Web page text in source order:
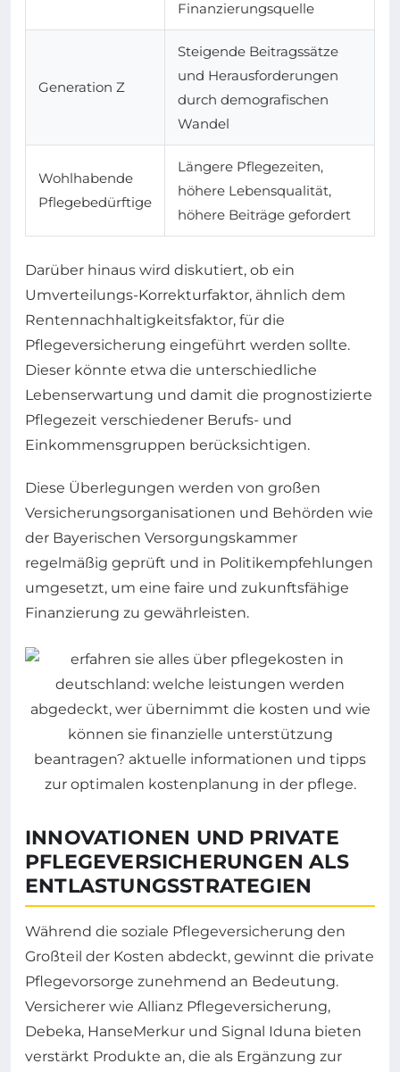
Finanzierungsquelle
Generation Z
Steigende Beitragssätze
und Herausforderungen
durch demografischen
Wandel
Wohlhabende
Pflegebedürftige
Längere Pflegezeiten,
höhere Lebensqualität,
höhere Beiträge gefordert
Darüber hinaus wird diskutiert, ob ein
Umverteilungs-Korrekturfaktor, ähnlich dem
Rentennachhaltigkeitsfaktor, für die
Pflegeversicherung eingeführt werden sollte.
Dieser könnte etwa die unterschiedliche
Lebenserwartung und damit die prognostizierte
Pflegezeit verschiedener Berufs- und
Einkommensgruppen berücksichtigen.
Diese Überlegungen werden von großen
Versicherungsorganisationen und Behörden wie
der Bayerischen Versorgungskammer
regelmäßig geprüft und in Politikempfehlungen
umgesetzt, um eine faire und zukunftsfähige
Finanzierung zu gewährleisten.
INNOVATIONEN UND PRIVATE
PFLEGEVERSICHERUNGEN ALS
ENTLASTUNGSSTRATEGIEN
Während die soziale Pflegeversicherung den
Großteil der Kosten abdeckt, gewinnt die private
Pflegevorsorge zunehmend an Bedeutung.
Versicherer wie Allianz Pflegeversicherung,
Debeka, HanseMerkur und Signal Iduna bieten
verstärkt Produkte an, die als Ergänzung zur